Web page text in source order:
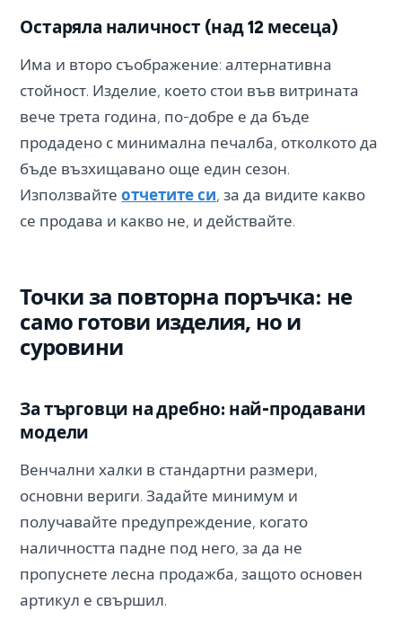
Остаряла наличност (над 12 месеца)
Има и второ съображение: алтернативна
стойност. Изделие, което стои във витрината
вече трета година, по-добре е да бъде
продадено с минимална печалба, отколкото да
бъде възхищавано още един сезон.
Използвайтеотчетите си, за да видите какво
се продава и какво не, и действайте.
Точки за повторна поръчка: не
само готови изделия, но и
суровини
За търговци на дребно: най-продавани
модели
Венчални халки в стандартни размери,
основни вериги. Задайте минимум и
получавайте предупреждение, когато
наличността падне под него, за да не
пропуснете лесна продажба, защото основен
артикул е свършил.